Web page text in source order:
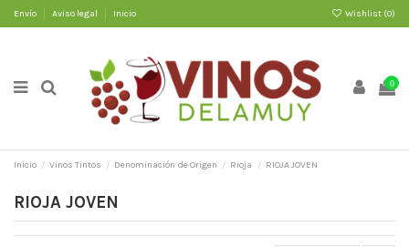
Envío Aviso legal Inicio Wishlist (0)
0
Inicio Vinos Tintos Denominación de Origen Rioja RIOJA JOVEN
RIOJA JOVEN